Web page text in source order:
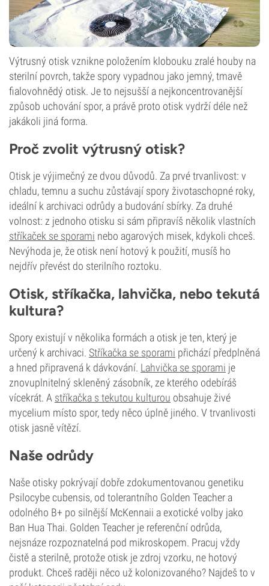
Výtrusný otisk vznikne položením klobouku zralé houby na
sterilní povrch, takže spory vypadnou jako jemný, tmavě
fialovohnědý otisk. Je to nejsušší a nejkoncentrovanější
způsob uchování spor, a právě proto otisk vydrží déle než
jakákoli jiná forma.
Proč zvolit výtrusný otisk?
Otisk je výjimečný ze dvou důvodů. Za prvé trvanlivost: v
chladu, temnu a suchu zůstávají spory životaschopné roky,
ideální k archivaci odrůdy a budování sbírky. Za druhé
volnost: z jednoho otisku si sám připravíš několik vlastních
stříkaček se sporami nebo agarových misek, kdykoli chceš.
Nevýhoda je, že otisk není hotový k použití, musíš ho
nejdřív převést do sterilního roztoku.
Otisk, stříkačka, lahvička, nebo tekutá
kultura?
Spory existují v několika formách a otisk je ten, který je
určený k archivaci. Stříkačka se sporami přichází předplněná
a hned připravená k dávkování. Lahvička se sporami je
znovuplnitelný skleněný zásobník, ze kterého odebíráš
vícekrát. A stříkačka s tekutou kulturou obsahuje živé
mycelium místo spor, tedy něco úplně jiného. V trvanlivosti
otisk jasně vítězí.
Naše odrůdy
Naše otisky pokrývají dobře zdokumentovanou genetiku
Psilocybe cubensis, od tolerantního Golden Teacher a
odolného B+ po silnější McKennaii a exotické volby jako
Ban Hua Thai. Golden Teacher je referenční odrůda,
nejsnáze rozpoznatelná pod mikroskopem. Pracuj vždy
čistě a sterilně, protože otisk je zdroj vzorku, ne hotový
produkt. Chceš raději něco už kolonizovaného? Najdeš to v